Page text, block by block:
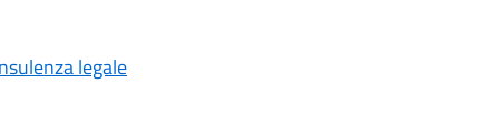
legale